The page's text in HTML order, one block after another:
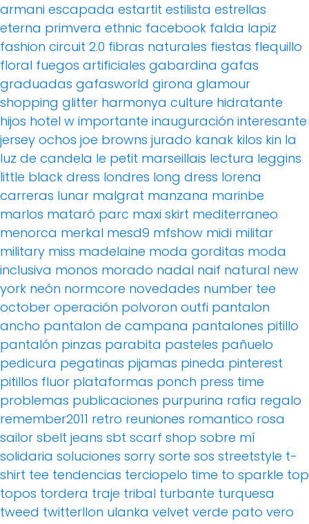
armani escapada estartit estilista estrellas
eterna primvera ethnic facebook falda lapiz
fashion circuit 2.0 fibras naturales fiestas flequillo
floral fuegos artificiales gabardina gafas
graduadas gafasworld girona glamour
shopping glitter harmonya culture hidratante
hijos hotel w importante inauguración interesante
jersey ochos joe browns jurado kanak kilos kin la
luz de candela le petit marseillais lectura leggins
little black dress londres long dress lorena
carreras lunar malgrat manzana marinbe
marlos mataró parc maxi skirt mediterraneo
menorca merkal mesd9 mfshow midi militar
military miss madelaine moda gorditas moda
inclusiva monos morado nadal naif natural new
york neón normcore novedades number tee
october operación polvoron outfi pantalon
ancho pantalon de campana pantalones pitillo
pantalón pinzas parabita pasteles pañuelo
pedicura pegatinas pijamas pineda pinterest
pitillos fluor plataformas ponch press time
problemas publicaciones purpurina rafia regalo
remember2011 retro reuniones romantico rosa
sailor sbelt jeans sbt scarf shop sobre mí
solidaria soluciones sorry sorte sos streetstyle t-
shirt tee tendencias terciopelo time to sparkle top
topos tordera traje tribal turbante turquesa
tweed twitterllon ulanka velvet verde pato vero